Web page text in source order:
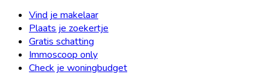
Vind je makelaar
Plaats je zoekertje
Gratis schatting
Immoscoop only
Check je woningbudget